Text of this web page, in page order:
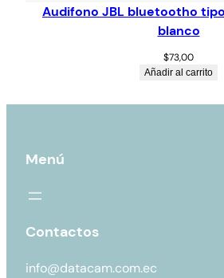
Audifono JBL bluetootho
blanco
$73,00
Añadir al carrito
Menú
Contactos
info@datacam.com.ec